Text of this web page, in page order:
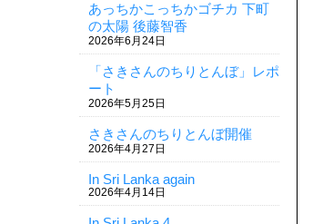
あっちかこっちかゴチカ 下町
の太陽 後藤智香
2026年6月24日
「さきさんのちりとんぼ」レポ
ート
2026年5月25日
さきさんのちりとんぼ開催
2026年4月27日
In Sri Lanka again
2026年4月14日